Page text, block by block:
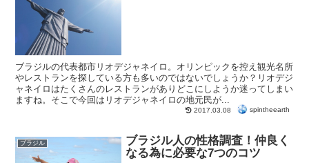
ブラジルの代表都市リオデジャネイロ。オリンピックを控え観光名所
やレストランを探している方も多いのではないでしょうか？リオデジ
ャネイロはたくさんのレストランがありどこにしようか迷ってしまい
ますね。そこで今回はリオデジャネイロの地元民が...
2017.03.08 spintheearth
ブラジル
ブラジル人の性格調査！仲良く
なる為に必要な7つのコツ